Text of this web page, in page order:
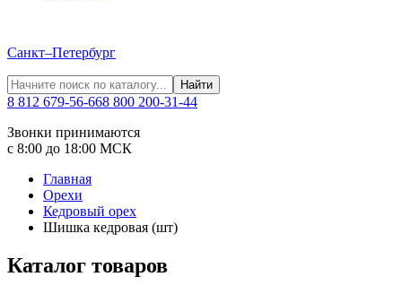
Санкт–Петербург
Найти
8 812 679-56-668 800 200-31-44
Звонки принимаются
с 8:00 до 18:00 МСК
Главная
Орехи
Кедровый орех
Шишка кедровая (шт)
Каталог товаров